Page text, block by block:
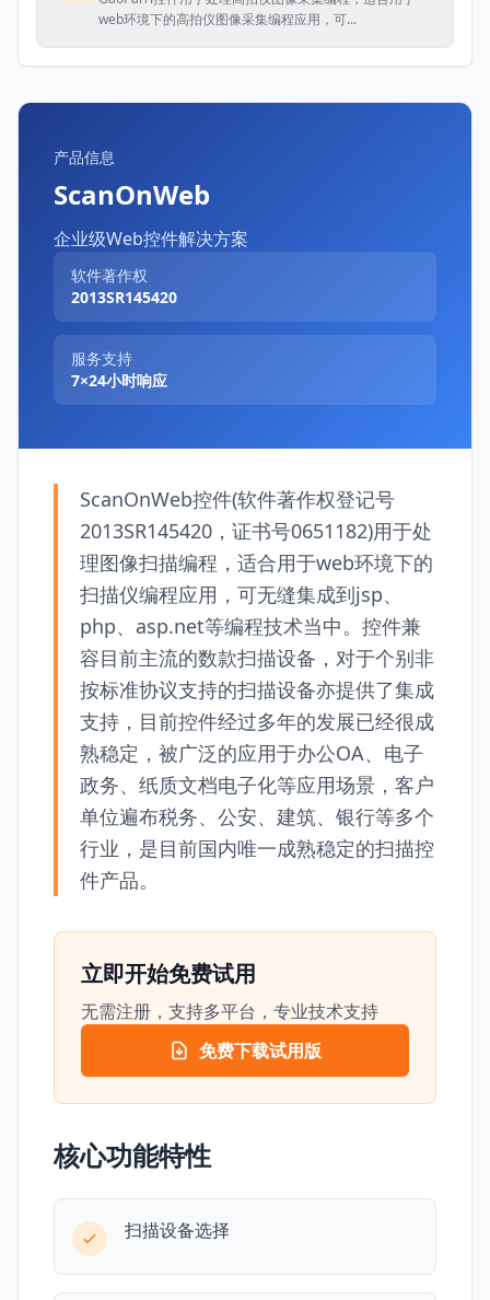
web环境下的高拍仪图像采集编程应用，可...
产品信息
ScanOnWeb
企业级Web控件解决方案
软件著作权
2013SR145420
服务支持
7×24小时响应
ScanOnWeb控件(软件著作权登记号
2013SR145420，证书号0651182)用于处
理图像扫描编程，适合用于web环境下的
扫描仪编程应用，可无缝集成到jsp、
php、asp.net等编程技术当中。控件兼
容目前主流的数款扫描设备，对于个别非
按标准协议支持的扫描设备亦提供了集成
支持，目前控件经过多年的发展已经很成
熟稳定，被广泛的应用于办公OA、电子
政务、纸质文档电子化等应用场景，客户
单位遍布税务、公安、建筑、银行等多个
行业，是目前国内唯一成熟稳定的扫描控
件产品。
立即开始免费试用
无需注册，支持多平台，专业技术支持
免费下载试用版
核心功能特性
扫描设备选择